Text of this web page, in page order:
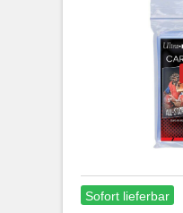
Sofort lieferbar